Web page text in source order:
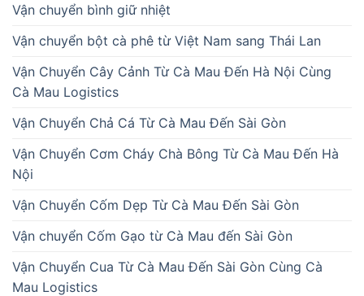
Vận chuyển bình giữ nhiệt
Vận chuyển bột cà phê từ Việt Nam sang Thái Lan
Vận Chuyển Cây Cảnh Từ Cà Mau Đến Hà Nội Cùng
Cà Mau Logistics
Vận Chuyển Chả Cá Từ Cà Mau Đến Sài Gòn
Vận Chuyển Cơm Cháy Chà Bông Từ Cà Mau Đến Hà
Nội
Vận Chuyển Cốm Dẹp Từ Cà Mau Đến Sài Gòn
Vận chuyển Cốm Gạo từ Cà Mau đến Sài Gòn
Vận Chuyển Cua Từ Cà Mau Đến Sài Gòn Cùng Cà
Mau Logistics